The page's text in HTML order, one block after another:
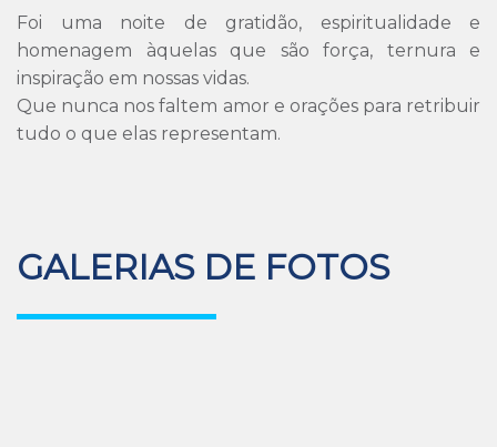
Foi uma noite de gratidão, espiritualidade e
homenagem àquelas que são força, ternura e
inspiração em nossas vidas.
Que nunca nos faltem amor e orações para retribuir
tudo o que elas representam.
GALERIAS DE FOTOS